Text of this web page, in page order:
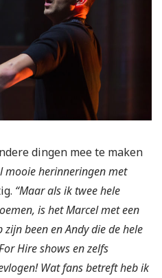
dingen mee te maken
mooie herinneringen met
“Maar als ik twee hele
is het Marcel met een
been en Andy die de hele
Hire shows en zelfs
Wat fans betreft heb ik